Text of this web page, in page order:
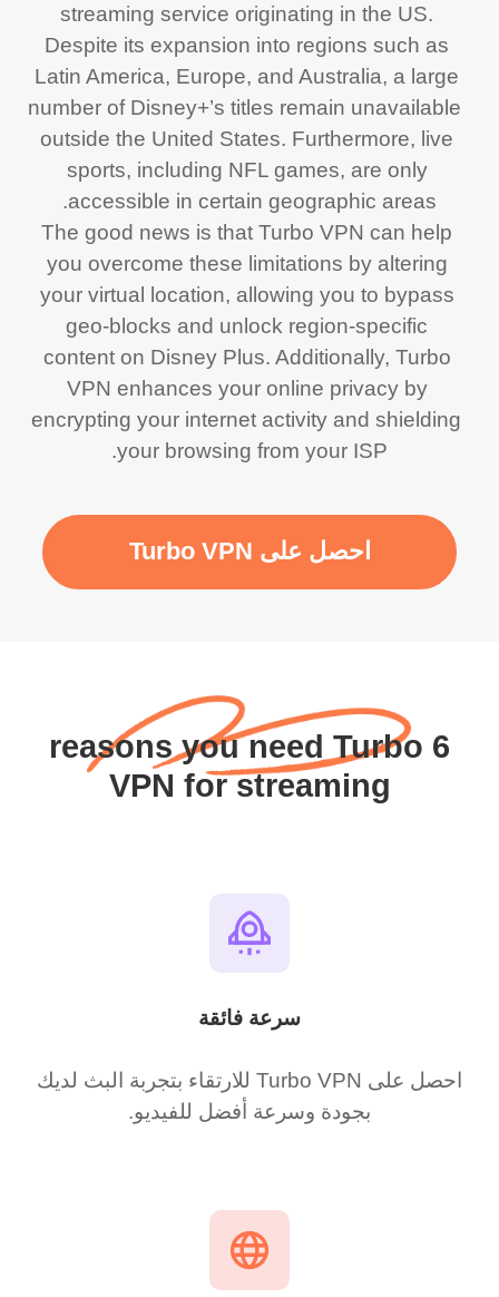
streaming service originating in the US.
Despite its expansion into regions such as
Latin America, Europe, and Australia, a large
number of Disney+’s titles remain unavailable
outside the United States. Furthermore, live
sports, including NFL games, are only
The good news is that Turbo VPN can help
you overcome these limitations by altering
your virtual location, allowing you to bypass
geo-blocks and unlock region-specific
content on Disney Plus. Additionally, Turbo
VPN enhances your online privacy by
encrypting your internet activity and shielding
your browsing from your ISP.
احصل على Turbo VPN
6 reasons you need Turbo
VPN for streaming
سرعة فائقة
احصل على Turbo VPN للارتقاء بتجربة البث لديك
بجودة وسرعة أفضل للفيديو.